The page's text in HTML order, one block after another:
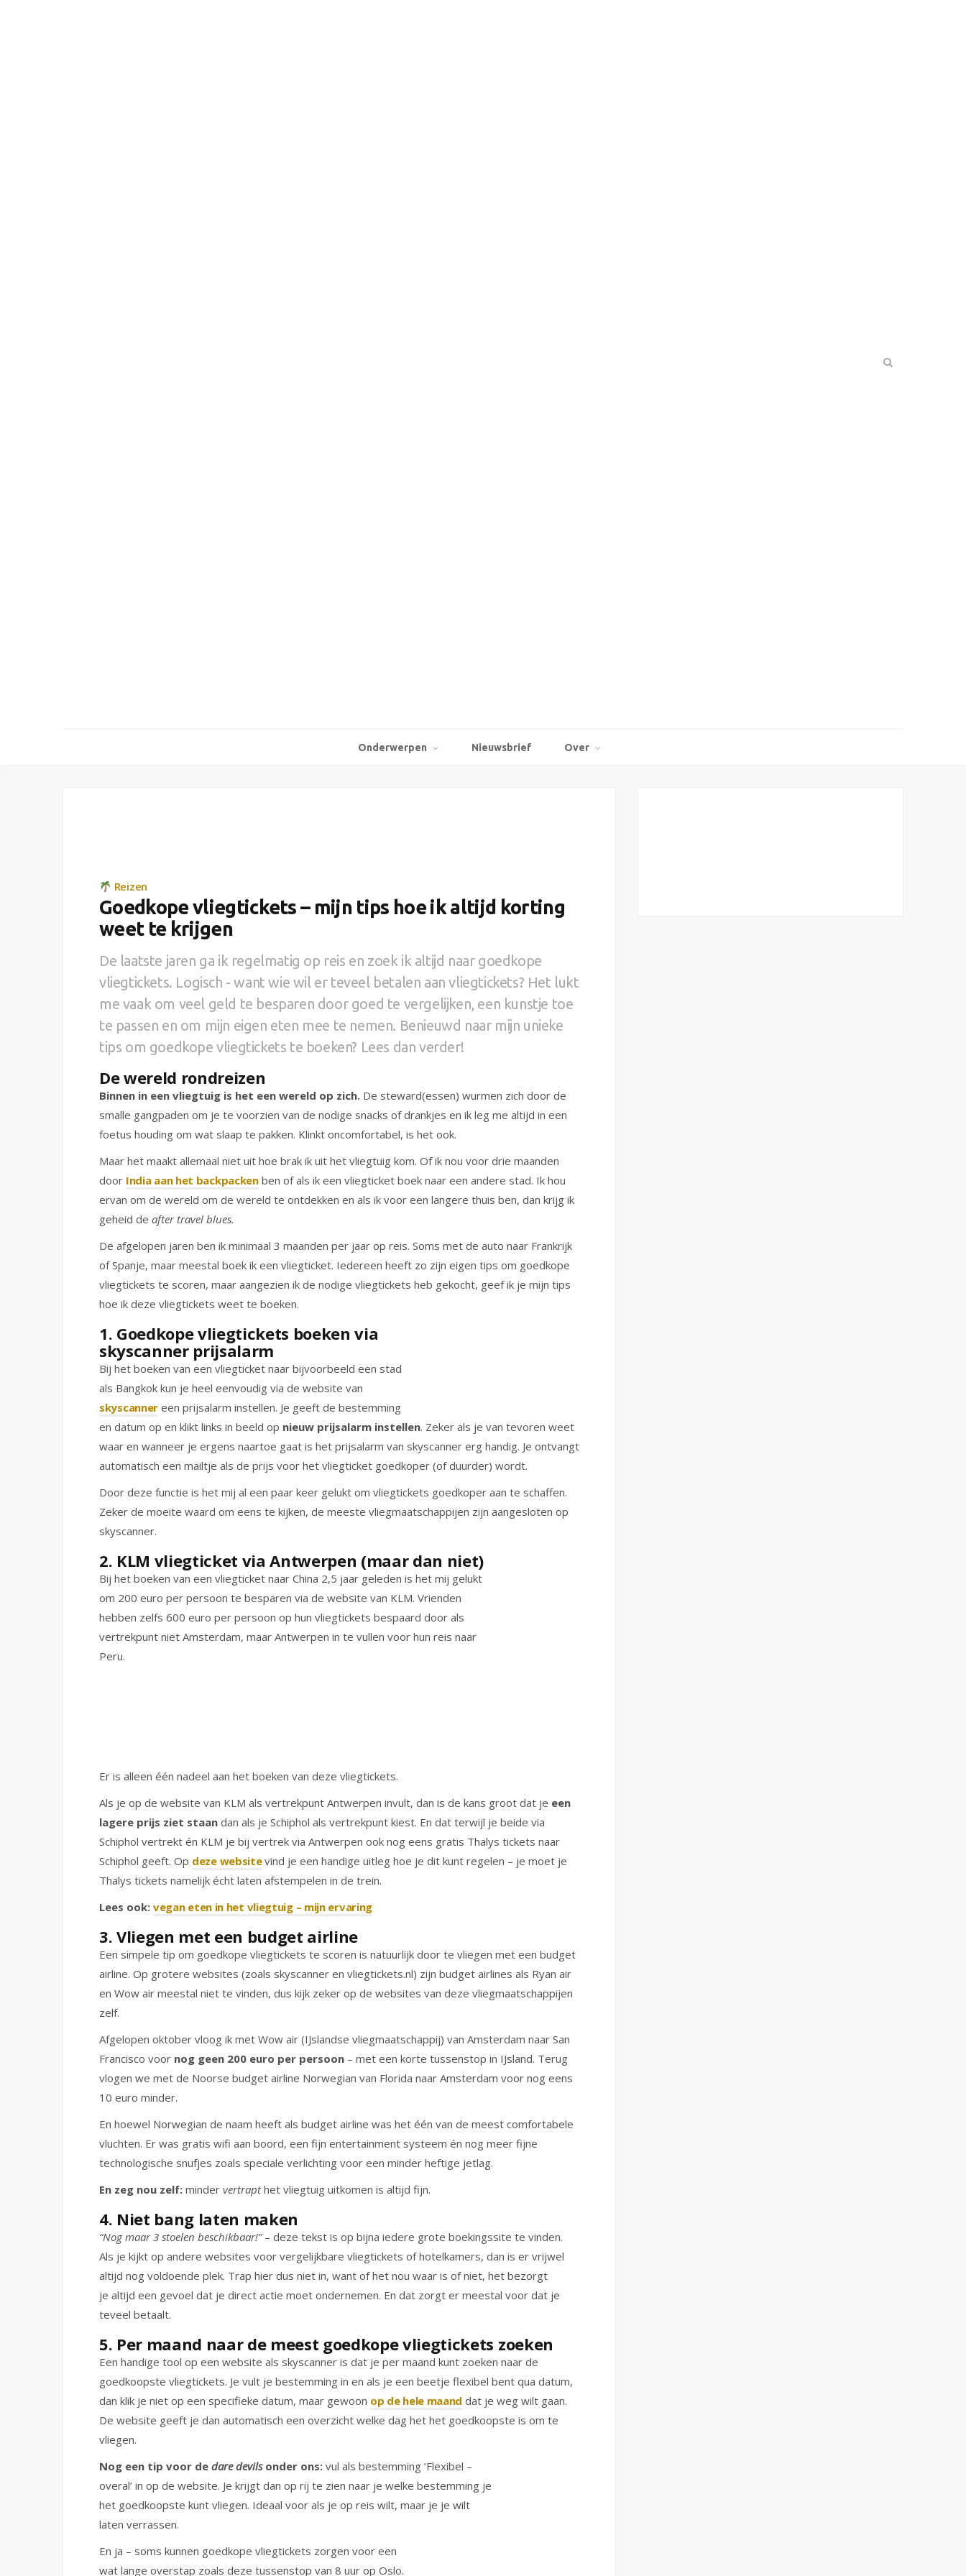
Onderwerpen Nieuwsbrief Over
Reizen
Goedkope vliegtickets – mijn tips hoe ik altijd korting
weet te krijgen
De laatste jaren ga ik regelmatig op reis en zoek ik altijd naar goedkope
vliegtickets. Logisch - want wie wil er teveel betalen aan vliegtickets? Het lukt
me vaak om veel geld te besparen door goed te vergelijken, een kunstje toe
te passen en om mijn eigen eten mee te nemen. Benieuwd naar mijn unieke
tips om goedkope vliegtickets te boeken? Lees dan verder!
De wereld rondreizen
Binnen in een vliegtuig is het een wereld op zich. De steward(essen) wurmen zich door de
smalle gangpaden om je te voorzien van de nodige snacks of drankjes en ik leg me altijd in een
foetus houding om wat slaap te pakken. Klinkt oncomfortabel, is het ook.
Maar het maakt allemaal niet uit hoe brak ik uit het vliegtuig kom. Of ik nou voor drie maanden
door India aan het backpackenben of als ik een vliegticket boek naar een andere stad. Ik hou
ervan om de wereld om de wereld te ontdekken en als ik voor een langere thuis ben, dan krijg ik
geheid de after travel blues.
De afgelopen jaren ben ik minimaal 3 maanden per jaar op reis. Soms met de auto naar Frankrijk
of Spanje, maar meestal boek ik een vliegticket. Iedereen heeft zo zijn eigen tips om goedkope
vliegtickets te scoren, maar aangezien ik de nodige vliegtickets heb gekocht, geef ik je mijn tips
hoe ik deze vliegtickets weet te boeken.
1. Goedkope vliegtickets boeken via
skyscanner prijsalarm
Bij het boeken van een vliegticket naar bijvoorbeeld een stad
als Bangkok kun je heel eenvoudig via de website van
skyscanner een prijsalarm instellen. Je geeft de bestemming
en datum op en klikt links in beeld op nieuw prijsalarm instellen. Zeker als je van tevoren weet
waar en wanneer je ergens naartoe gaat is het prijsalarm van skyscanner erg handig. Je ontvangt
automatisch een mailtje als de prijs voor het vliegticket goedkoper (of duurder) wordt.
Door deze functie is het mij al een paar keer gelukt om vliegtickets goedkoper aan te schaffen.
Zeker de moeite waard om eens te kijken, de meeste vliegmaatschappijen zijn aangesloten op
skyscanner.
2. KLM vliegticket via Antwerpen (maar dan niet)
Bij het boeken van een vliegticket naar China 2,5 jaar geleden is het mij gelukt
om 200 euro per persoon te besparen via de website van KLM. Vrienden
hebben zelfs 600 euro per persoon op hun vliegtickets bespaard door als
vertrekpunt niet Amsterdam, maar Antwerpen in te vullen voor hun reis naar
Peru.
Er is alleen één nadeel aan het boeken van deze vliegtickets.
Als je op de website van KLM als vertrekpunt Antwerpen invult, dan is de kans groot dat je een
lagere prijs ziet staan dan als je Schiphol als vertrekpunt kiest. En dat terwijl je beide via
Schiphol vertrekt én KLM je bij vertrek via Antwerpen ook nog eens gratis Thalys tickets naar
Schiphol geeft. Op deze websitevind je een handige uitleg hoe je dit kunt regelen – je moet je
Thalys tickets namelijk écht laten afstempelen in de trein.
Lees ook: vegan eten in het vliegtuig – mijn ervaring
3. Vliegen met een budget airline
Een simpele tip om goedkope vliegtickets te scoren is natuurlijk door te vliegen met een budget
airline. Op grotere websites (zoals skyscanner en vliegtickets.nl) zijn budget airlines als Ryan air
en Wow air meestal niet te vinden, dus kijk zeker op de websites van deze vliegmaatschappijen
zelf.
Afgelopen oktober vloog ik met Wow air (IJslandse vliegmaatschappij) van Amsterdam naar San
Francisco voor nog geen 200 euro per persoon – met een korte tussenstop in IJsland. Terug
vlogen we met de Noorse budget airline Norwegian van Florida naar Amsterdam voor nog eens
10 euro minder.
En hoewel Norwegian de naam heeft als budget airline was het één van de meest comfortabele
vluchten. Er was gratis wifi aan boord, een fijn entertainment systeem én nog meer fijne
technologische snufjes zoals speciale verlichting voor een minder heftige jetlag.
En zeg nou zelf: minder vertrapthet vliegtuig uitkomen is altijd fijn.
4. Niet bang laten maken
“Nog maar 3 stoelen beschikbaar!”– deze tekst is op bijna iedere grote boekingssite te vinden.
Als je kijkt op andere websites voor vergelijkbare vliegtickets of hotelkamers, dan is er vrijwel
altijd nog voldoende plek. Trap hier dus niet in, want of het nou waar is of niet, het bezorgt
je altijd een gevoel dat je direct actie moet ondernemen. En dat zorgt er meestal voor dat je
teveel betaalt.
5. Per maand naar de meest goedkope vliegtickets zoeken
Een handige tool op een website als skyscanner is dat je per maand kunt zoeken naar de
goedkoopste vliegtickets. Je vult je bestemming in en als je een beetje flexibel bent qua datum,
dan klik je niet op een specifieke datum, maar gewoon op de hele maand dat je weg wilt gaan.
De website geeft je dan automatisch een overzicht welke dag het het goedkoopste is om te
vliegen.
Nog een tip voor de dare devilsonder ons: vul als bestemming ‘Flexibel –
overal’ in op de website. Je krijgt dan op rij te zien naar je welke bestemming je
het goedkoopste kunt vliegen. Ideaal voor als je op reis wilt, maar je je wilt
laten verrassen.
En ja – soms kunnen goedkope vliegtickets zorgen voor een
wat lange overstap zoals deze tussenstop van 8 uur op Oslo.